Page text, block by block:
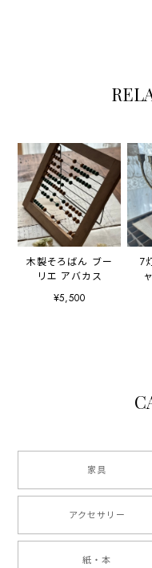
木製そろばん ブー
リエ アバカス
¥5,500
7
家具
アクセサリー
紙・本